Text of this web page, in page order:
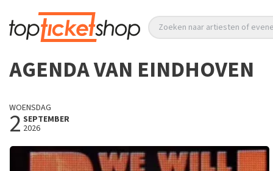
Zoeken naar artiesten of
AGENDA VAN EINDHOVEN
WOENSDAG
2 SEPTEMBER
2026